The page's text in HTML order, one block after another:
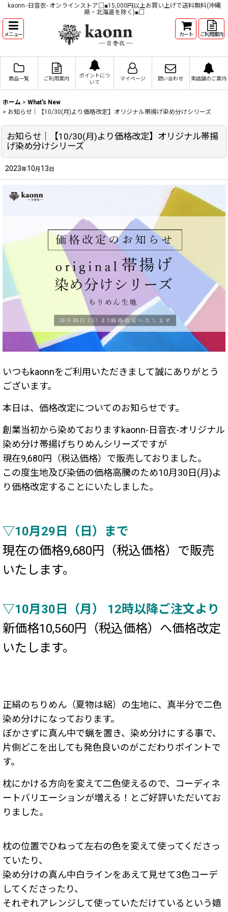
kaonn -日音衣- オンラインストア□■15,000円以上お買い上げで送料無料(沖縄
県・北海道を除く)■□
メニュー カート ご利用案内
商品一覧 ご利用案内
ポイントにつ
いて
マイページ 問い合わせ 実店舗のご案内
ホーム > What's New
> お知らせ｜【10/30(月)より価格改定】オリジナル帯揚げ染め分けシリーズ
お知らせ｜【10/30(月)より価格改定】オリジナル帯揚
げ染め分けシリーズ
2023年10月 13日
いつもkaonnをご利用いただきまして誠にありがとう
ございます。
本日は、価格改定についてのお知らせです。
創業当初から染めておりますkaonn-日音衣-オリジナル
染め分け帯揚げちりめんシリーズですが
現在9,680円（税込価格）で販売しておりました。
この度生地及び染価の価格高騰のため10月30日(月)よ
り価格改定することにいたしました。
▽10月29日（日）まで
現在の価格9,680円（税込価格）で販売
いたします。
▽10月30日（月） 12時以降ご注文より
新価格10,560円（税込価格）へ価格改定
いたします。
正絹のちりめん（夏物は絽）の生地に、真半分で二色
染め分けになっております。
ぼかさずに真ん中で蝋を置き、染め分けにする事で、
片側どこを出しても発色良いのがこだわりポイントで
す。
枕にかける方向を変えて二色使えるので、コーディネ
ートバリエーションが増える！とご好評いただいてお
りました。
枕の位置でひねって左右の色を変えて使ってくださっ
ていたり、
染め分けの真ん中白ラインをあえて見せて3色コーデ
してくださったり、
それぞれアレンジして使っていただけているという嬉